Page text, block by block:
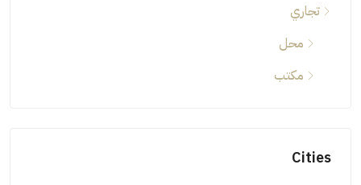
تجاري
محل
مكتب
Cities